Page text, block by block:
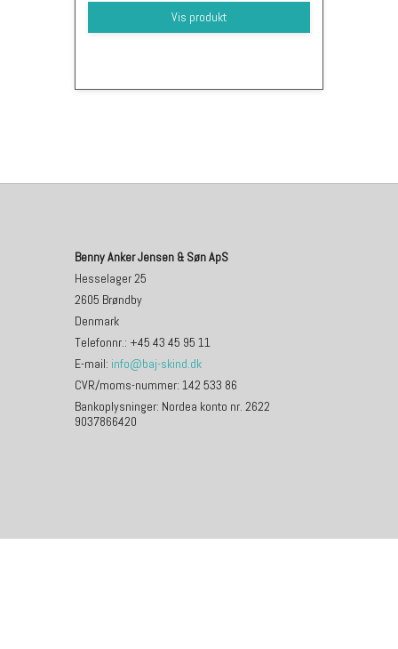
Vis produkt
Benny Anker Jensen & Søn ApS
Hesselager 25
2605 Brøndby
Denmark
Telefonnr.: +45 43 45 95 11
E-mail: info@baj-skind.dk
CVR/moms-nummer: 142 533 86
Bankoplysninger: Nordea konto nr. 2622
9037866420